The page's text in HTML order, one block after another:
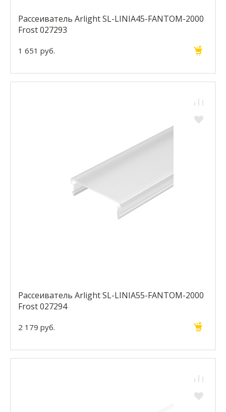
Рассеиватель Arlight SL-LINIA45-FANTOM-2000
Frost 027293
1 651 руб.
Рассеиватель Arlight SL-LINIA55-FANTOM-2000
Frost 027294
2 179 руб.